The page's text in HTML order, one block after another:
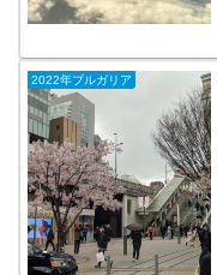
2022年ブルガリア